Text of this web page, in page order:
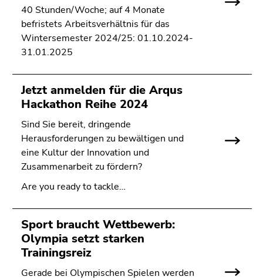
40 Stunden/Woche; auf 4 Monate
befristets Arbeitsverhältnis für das
Wintersemester 2024/25: 01.10.2024-
31.01.2025
Jetzt anmelden für die Arqus
Hackathon Reihe 2024
Sind Sie bereit, dringende
Herausforderungen zu bewältigen und
eine Kultur der Innovation und
Zusammenarbeit zu fördern?
Are you ready to tackle…
Sport braucht Wettbewerb:
Olympia setzt starken
Trainingsreiz
Gerade bei Olympischen Spielen werden